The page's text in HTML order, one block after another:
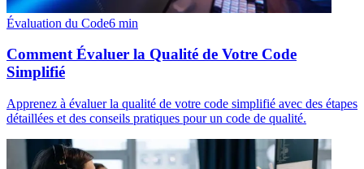
Évaluation du Code6 min
Comment Évaluer la Qualité de Votre Code
Simplifié
Apprenez à évaluer la qualité de votre code simplifié avec des étapes
détaillées et des conseils pratiques pour un code de qualité.